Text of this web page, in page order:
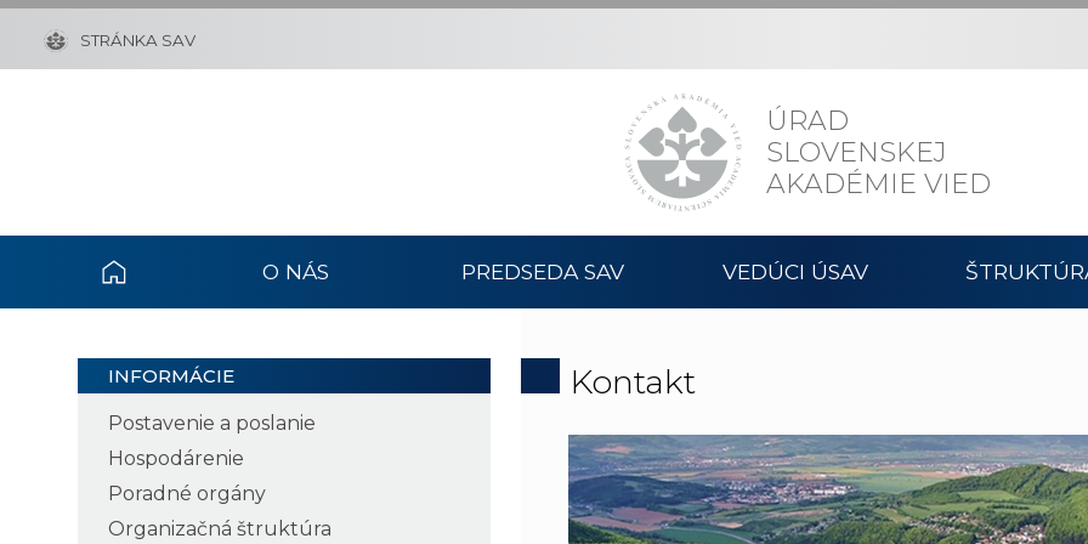
ÚRAD
SLOVENSKEJ
AKADÉMIE VIED
STRÁNKA SAV
O NÁS PREDSEDA SAV VEDÚCI ÚSAV
INFORMÁCIE
Postavenie a poslanie
Hospodárenie
Poradné orgány
Organizačná štruktúra
Kontakt